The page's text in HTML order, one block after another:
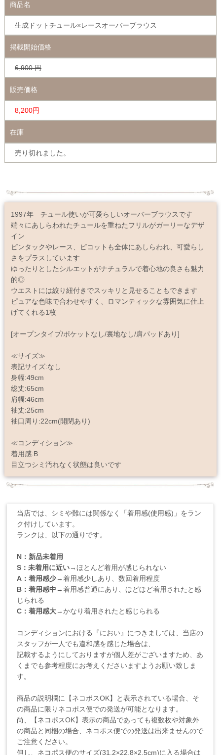
商品名
生成ドットチュール×レースオーバーブラウス
掲載開始価格
6,900 円
販売価格
8,200円
在庫
売り切れました。
1997年 チュール使いが可愛らしいオーバーブラウスです
端々にあしらわれたチュールを重ねたフリルがガーリーなデザ
イン
ピンタックやレース、ピコットも全体にあしらわれ、可愛らし
さをプラスしています
ゆったりとしたシルエットがナチュラルで着心地の良さも魅力
的◎
ウエストには絞り紐付きでスッキリと見せることもできます
ピュアな色味で合わせやすく、ロマンティックな雰囲気に仕上
げてくれる1枚
[オープンタイプ/ポケットなし/裏地なし/肩パッドあり]
≪サイズ≫
表記サイズ:なし
身幅:49cm
総丈:65cm
肩幅:46cm
袖丈:25cm
袖口周り:22cm(開閉あり)
≪コンディション≫
着用感:B
目立つシミ汚れなく状態は良いです
当店では、シミや難には関係なく「着用感(使用感)」をラン
ク付けしています。
ランクは、以下の通りです。
N：新品未着用
S：未着用に近い→ほとんど着用が感じられない
A：着用感少→着用感少しあり、数回着用程度
B：着用感中→着用感普通にあり、ほどほど着用されたと感
じられる
C：着用感大→かなり着用されたと感じられる
コンディションにおける『におい』につきましては、当店の
スタッフが一人でも違和感を感じた場合は、
記載するようにしておりますが個人差がございますため、あ
くまでも参考程度にお考えくださいますようお願い致しま
す。
商品の説明欄に【ネコポスOK】と表示されている場合、そ
の商品に限りネコポス便での発送が可能となります。
尚、【ネコポスOK】表示の商品であっても複数枚や対象外
の商品と同梱の場合、ネコポス便での発送は出来ませんので
ご注意ください。
但し、ネコポス便のサイズ(31.2×22.8×2.5cm)に入る場合は